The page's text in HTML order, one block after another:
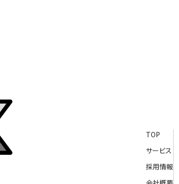
TOP
サービス
採用情報